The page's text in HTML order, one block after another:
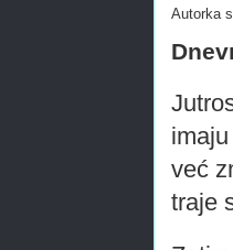
Autorka
već
traje